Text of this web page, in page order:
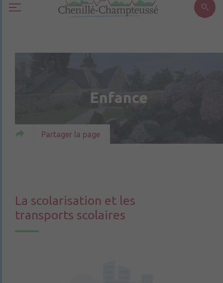
Enfance
Partager la page
La scolarisation et les
transports scolaires